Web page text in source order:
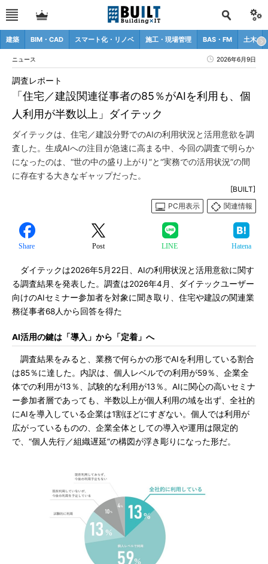
建築 BIM・CAD スマート化・リノベ 施工・現場管理 BAS・FM 土木
ニュース 2026年6月9日
「住宅／建設関連従事者の85％がAIを利用も、個
人利用が半数以上」ダイテック
調査レポート
ダイテックは、住宅／建設分野でのAIの利用状況と活用意欲を調
査した。生成AIへの注目が急速に高まる中、今回の調査で明らか
になったのは、“世の中の盛り上がり”と“実務での活用状況”の間
に存在する大きなギャップだった。
[BUILT]
PC用表示
関連情報
Share Post LINE Hatena
ダイテックは2026年5月22日、AIの利用状況と活用意欲に関す
る調査結果を発表した。調査は2026年4月、ダイテックユーザー
向けのAIセミナー参加者を対象に聞き取り、住宅や建設の関連業
務従事者68人から回答を得た
AI活用の鍵は「導入」から「定着」へ
調査結果をみると、業務で何らかの形でAIを利用している割合
は85％に達した。内訳は、個人レベルでの利用が59％、企業全
体での利用が13％、試験的な利用が13％。AIに関心の高いセミナ
ー参加者層であっても、半数以上が個人利用の域を出ず、全社的
にAIを導入している企業は1割ほどにすぎない。個人では利用が
広がっているものの、企業全体としての導入や運用は限定的
で、“個人先行／組織遅延”の構図が浮き彫りになった形だ。